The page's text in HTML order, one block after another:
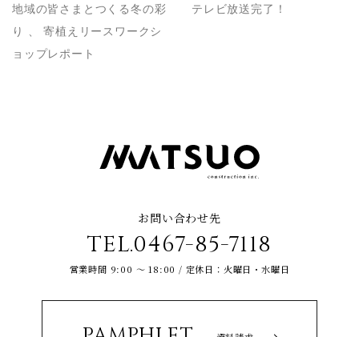
地域の皆さまとつくる冬の彩
り 、 寄植えリースワークシ
ョップレポート
テレビ放送完了！
お問い合わせ先
TEL.0467-85-7118
営業時間 9:00 ～ 18:00 / 定休日：火曜日・水曜日